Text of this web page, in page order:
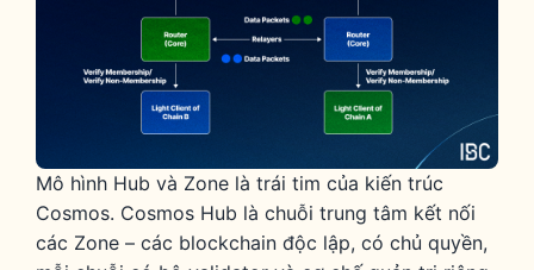
Mô hình Hub và Zone là trái tim của kiến trúc
Cosmos. Cosmos Hub là chuỗi trung tâm kết nối
các Zone – các blockchain độc lập, có chủ quyền,